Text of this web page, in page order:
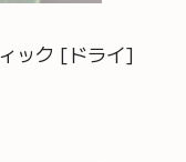
ック [ドライ]